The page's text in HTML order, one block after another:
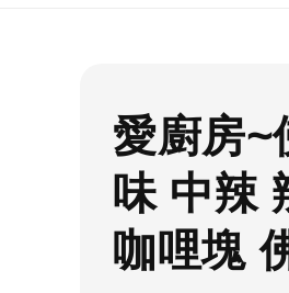
愛廚房~
味 中辣
咖哩塊